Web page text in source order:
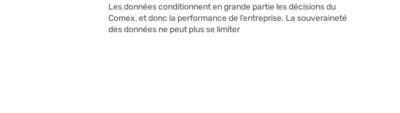
Les données conditionnent en grande partie les décisions du
Comex, et donc la performance de l’entreprise. La souveraineté
des données ne peut plus se limiter